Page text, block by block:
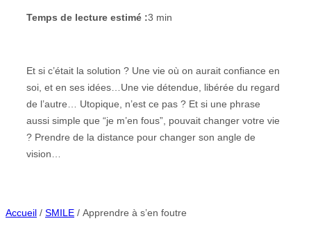
Temps de lecture estimé :3 min
Et si c’était la solution ? Une vie où on aurait confiance en
soi, et en ses idées…Une vie détendue, libérée du regard
de l’autre… Utopique, n’est ce pas ? Et si une phrase
aussi simple que “je m’en fous”, pouvait changer votre vie
? Prendre de la distance pour changer son angle de
vision…
Accueil / SMILE / Apprendre à s’en foutre